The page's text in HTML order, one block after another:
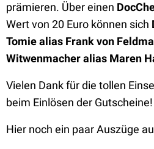
prämieren. Über einen
Wert von 20 Euro können sich
Tomie alias Frank von
Witwenmacher alias Maren
Vielen Dank für die tollen
beim Einlösen der Gutscheine!
Hier noch ein paar Auszüge